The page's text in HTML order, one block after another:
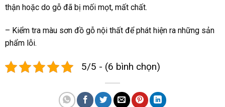
thận hoặc do gỗ đã bị mối mọt, mất chất.
– Kiểm tra màu sơn đồ gỗ nội thất để phát hiện ra những sản
phẩm lỗi.
5/5 - (6 bình chọn)